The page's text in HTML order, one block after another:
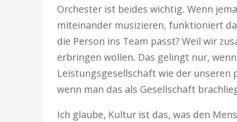
Orchester ist beides wichtig. Wenn
miteinander musizieren, funktioniert
die Person ins Team passt? Weil wir
erbringen wollen. Das gelingt nur,
Leistungsgesellschaft wie der unseren
wenn man das als Gesellschaft
Ich glaube, Kultur ist das, was den